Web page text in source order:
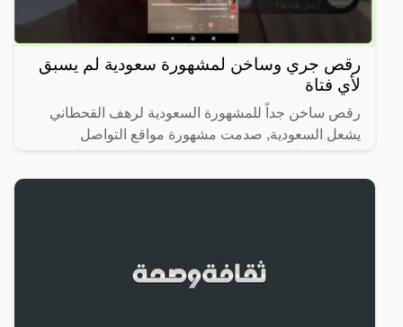
رقص جري وساخن لمشهورة سعودية لم يسبق
لأي فتاة
رقص ساخن جداً للمشهورة السعودية لرهف القحطاني
يشعل السعودية, صدمت مشهورة مواقع التواصل
رقصها والميكاج الذي